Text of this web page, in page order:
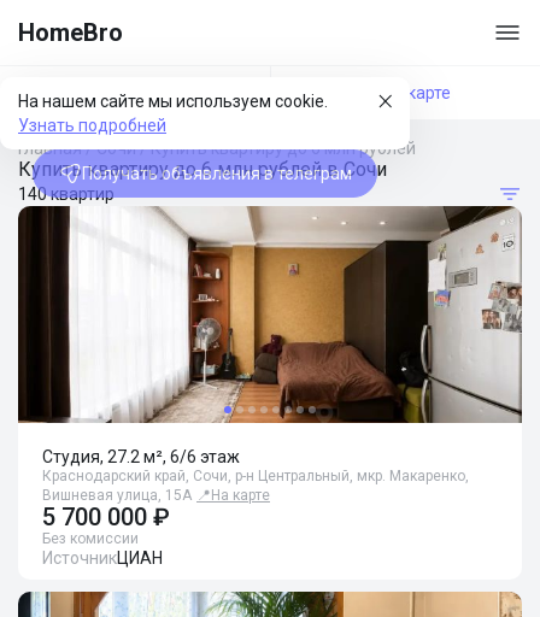
HomeBro
На нашем сайте мы используем cookie.
Узнать подробней
Получать объявления в телеграм
Фильтры На карте
Главная/Сочи/Купить квартиру до 6 млн рублей
Купить квартиру до 6 млн рублей в Сочи
140 квартир
Студия, 27.2 м², 6/6 этаж
Краснодарский край, Сочи, р-н Центральный, мкр. Макаренко,
Вишневая улица, 15А 📍 На карте
5 700 000 ₽
Без комиссии
ИсточникЦИАН